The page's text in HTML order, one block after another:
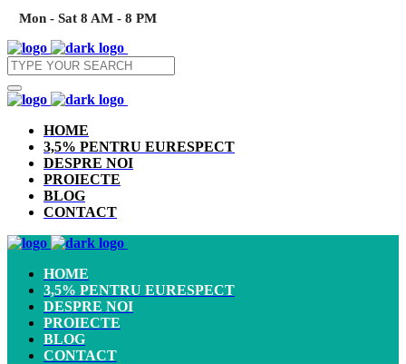
Mon - Sat 8 AM - 8 PM
HOME
3,5% PENTRU EURESPECT
DESPRE NOI
PROIECTE
BLOG
CONTACT
HOME
3,5% PENTRU EURESPECT
DESPRE NOI
PROIECTE
BLOG
CONTACT